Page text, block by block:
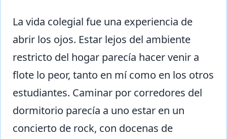
La vida colegial fue una experiencia de
abrir los ojos. Estar lejos del ambiente
restricto del hogar parecía hacer venir a
flote lo peor, tanto en mí como en los otros
estudiantes. Caminar por corredores del
dormitorio parecía a uno estar en un
concierto de rock, con docenas de